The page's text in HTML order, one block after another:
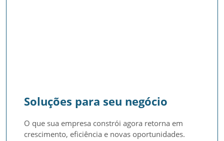
Soluções para seu negócio
O que sua empresa constrói agora retorna em
crescimento, eficiência e novas oportunidades.